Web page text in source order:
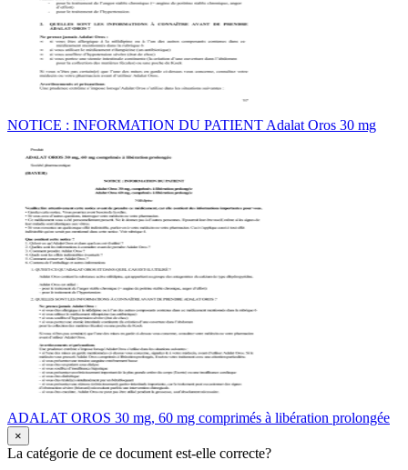
NOTICE : INFORMATION DU PATIENT Adalat Oros 30 mg
ADALAT OROS 30 mg, 60 mg comprimés à libération prolongée
×
La catégorie de ce document est-elle correcte?